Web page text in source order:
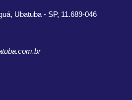
Ubatuba - SP, 11.689-046